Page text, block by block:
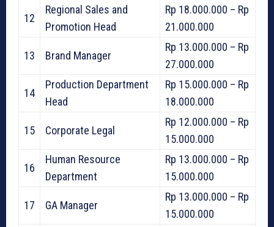
12
Regional Sales and
Promotion Head
Rp 18.000.000 – Rp
21.000.000
13 Brand Manager
Rp 13.000.000 – Rp
27.000.000
14
Production Department
Head
Rp 15.000.000 – Rp
18.000.000
15 Corporate Legal
Rp 12.000.000 – Rp
15.000.000
16
Human Resource
Department
Rp 13.000.000 – Rp
15.000.000
17 GA Manager
Rp 13.000.000 – Rp
15.000.000